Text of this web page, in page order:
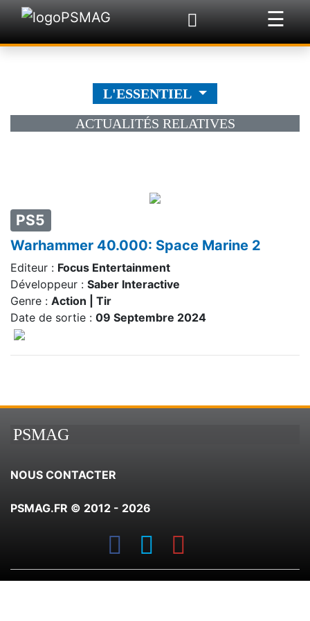
☰
×
L'ESSENTIEL
PS5
Warhammer 40.000: Space Marine 2
Editeur : Focus Entertainment
Développeur : Saber Interactive
Genre : Action | Tir
Date de sortie : 09 Septembre 2024
ACTUALITÉS RELATIVES
PSMAG
NOUS CONTACTER
PSMAG.FR © 2012 - 2026